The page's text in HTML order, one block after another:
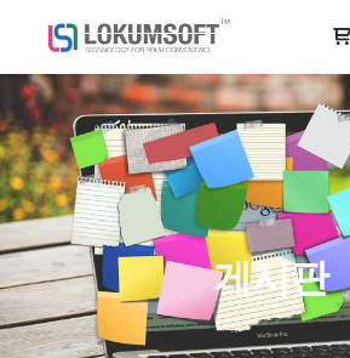
게시판